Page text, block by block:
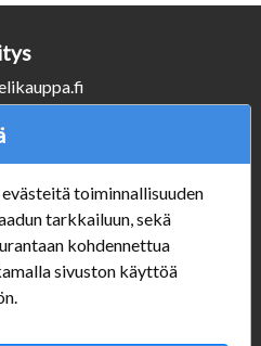
1
3231920
Meitä
toiminnallisuuden
tarkkailuun, sekä
kohdennettua
sivuston käyttöä